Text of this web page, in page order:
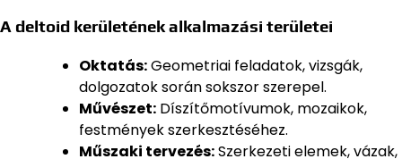
A deltoid kerületének alkalmazási területei
Oktatás:Geometriai feladatok, vizsgák,
dolgozatok során sokszor szerepel.
Művészet: Díszítőmotívumok, mozaikok,
festmények szerkesztéséhez.
Műszaki tervezés:Szerkezeti elemek, vázak,